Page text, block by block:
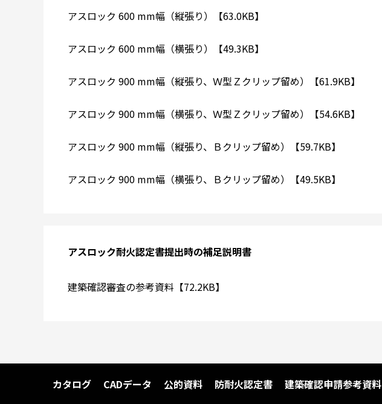
アスロック 600 mm幅（縦張り）【63.0KB】
アスロック 600 mm幅（横張り）【49.3KB】
アスロック 900 mm幅（縦張り、Ｗ型Ｚクリップ留め）【61.9KB】
アスロック 900 mm幅（横張り、Ｗ型Ｚクリップ留め）【54.6KB】
アスロック 900 mm幅（縦張り、Ｂクリップ留め）【59.7KB】
アスロック 900 mm幅（横張り、Ｂクリップ留め）【49.5KB】
アスロック耐火認定書提出時の補足説明書
建築確認審査の参考資料【72.2KB】
カタログ CADデータ 公的資料 防耐火認定書 建築確認申請参考資料